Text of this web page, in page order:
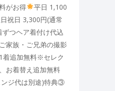
がお得
平日 1,100
祝日 3,300円(通常
つヘア着付け代込
族・ご兄弟の撮影
追加無料※セレク
お着替え追加無料
ンジ代は別途)特典③